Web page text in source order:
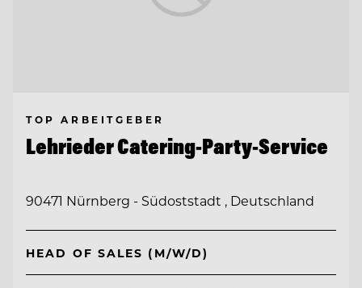
TOP ARBEITGEBER
Lehrieder Catering-Party-Service
90471 Nürnberg - Südoststadt , Deutschland
HEAD OF SALES (M/W/D)